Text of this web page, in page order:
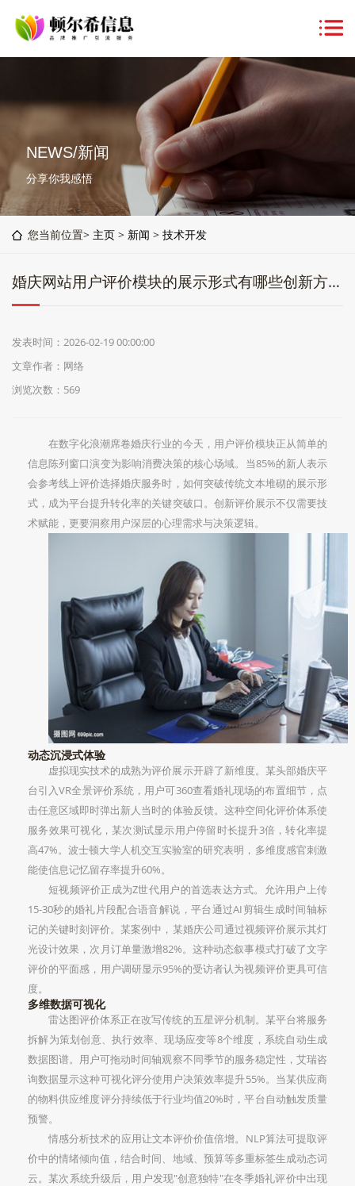
NEWS/新闻
分享你我感悟
您当前位置> 主页 > 新闻 > 技术开发
婚庆网站用户评价模块的展示形式有哪些创新方案_网站建设教程
发表时间：2026-02-19 00:00:00
文章作者：网络
浏览次数： 569
在数字化浪潮席卷婚庆行业的今天，用户评价模块正从简单的
信息陈列窗口演变为影响消费决策的核心场域。当85%的新人表示
会参考线上评价选择婚庆服务时，如何突破传统文本堆砌的展示形
式，成为平台提升转化率的关键突破口。创新评价展示不仅需要技
术赋能，更要洞察用户深层的心理需求与决策逻辑。
动态沉浸式体验
虚拟现实技术的成熟为评价展示开辟了新维度。某头部婚庆平
台引入VR全景评价系统，用户可360查看婚礼现场的布置细节，点
击任意区域即时弹出新人当时的体验反馈。这种空间化评价体系使
服务效果可视化，某次测试显示用户停留时长提升3倍，转化率提
高47%。波士顿大学人机交互实验室的研究表明，多维度感官刺激
能使信息记忆留存率提升60%。
短视频评价正成为Z世代用户的首选表达方式。允许用户上传
15-30秒的婚礼片段配合语音解说，平台通过AI剪辑生成时间轴标
记的关键时刻评价。某案例中，某婚庆公司通过视频评价展示其灯
光设计效果，次月订单量激增82%。这种动态叙事模式打破了文字
评价的平面感，用户调研显示95%的受访者认为视频评价更具可信
度。
多维数据可视化
雷达图评价体系正在改写传统的五星评分机制。某平台将服务
拆解为策划创意、执行效率、现场应变等8个维度，系统自动生成
数据图谱。用户可拖动时间轴观察不同季节的服务稳定性，艾瑞咨
询数据显示这种可视化评分使用户决策效率提升55%。当某供应商
的物料供应维度评分持续低于行业均值20%时，平台自动触发质量
预警。
情感分析技术的应用让文本评价价值倍增。NLP算法可提取评
价中的情绪倾向值，结合时间、地域、预算等多重标签生成动态词
云。某次系统升级后，用户发现"创意独特"在冬季婚礼评价中出现